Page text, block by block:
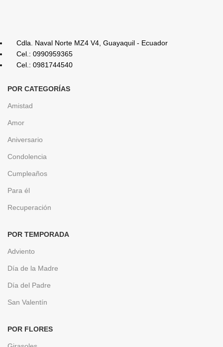
Cdla. Naval Norte MZ4 V4, Guayaquil - Ecuador
Cel.: 0990959365
Cel.: 0981744540
POR CATEGORÍAS
Amistad
Amor
Aniversario
Condolencia
Cumpleaños
Para él
Recuperación
POR TEMPORADA
Adviento
Día de la Madre
Día del Padre
San Valentín
POR FLORES